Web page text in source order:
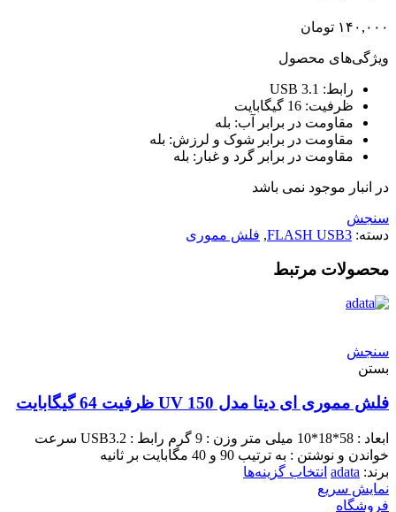
۱۴۰,۰۰۰ تومان
ویژگی‌های محصول
رابط: USB 3.1
ظرفیت: 16 گیگابایت
مقاومت در برابر آب: بله
مقاومت در برابر شوک و لرزش: بله
مقاومت در برابر گرد و غبار: بله
در انبار موجود نمی باشد
سنجش
دسته: FLASH USB3
, فلش مموری
محصولات مرتبط
سنجش
بستن
فلش مموری ای دیتا مدل UV 150 ظرفیت 64 گیگابایت
ابعاد : 58*18*10 میلی متر وزن : 9 گرم رابط : USB3.2 سرعت
خواندن و نوشتن : به ترتیب 90 و 40 مگابایت بر ثانیه
برند: adata انتخاب گزینه‌ها
نمایش سریع
فروشگاه